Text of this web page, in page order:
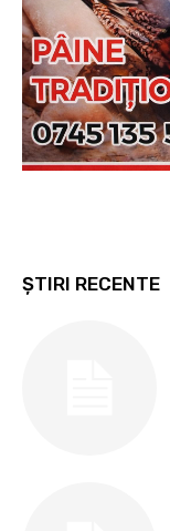
ȘTIRI RECENTE